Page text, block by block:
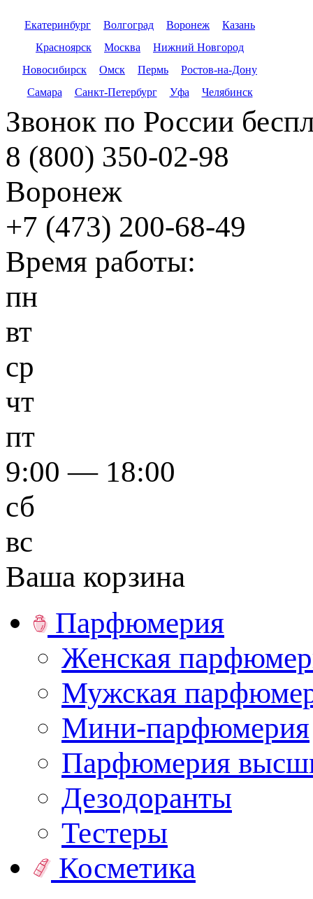
Екатеринбург Волгоград Воронеж
Казань
Красноярск
Москва
Нижний Новгород
Новосибирск
Омск Пермь
Ростов-на-Дону
Самара
Санкт-Петербург Уфа Челябинск
Звонок по России
8 (800) 350-02-98
Воронеж
+7 (473) 200-68-49
Время работы:
пн
вт
ср
чт
пт
9:00 — 18:00
сб
вс
Ваша корзина
Парфюмерия
Женская
Мужская
Мини-парфюмерия
Парфюмерия
Дезодоранты
Тестеры
Косметика